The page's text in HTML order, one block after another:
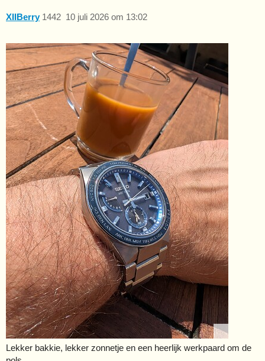
XIIBerry 10 juli 2026 om 13:02
1442
Lekker bakkie, lekker zonnetje en een heerlijk werkpaard om de